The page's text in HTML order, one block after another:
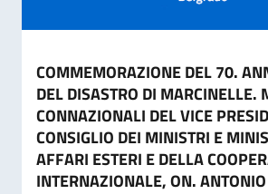
COMMEMORAZIONE DEL 70.
DEL DISASTRO DI MARCINELLE.
CONNAZIONALI DEL VICE
CONSIGLIO DEI MINISTRI E
AFFARI ESTERI E DELLA
INTERNAZIONALE, ON.